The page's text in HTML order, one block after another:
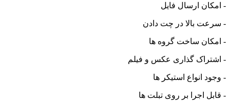
ارسال فایل
بالا در چت دادن
ساخت گروه ها
گذاری عکس و فیلم
انواع استیکر ها
اجرا بر روی تبلت ها